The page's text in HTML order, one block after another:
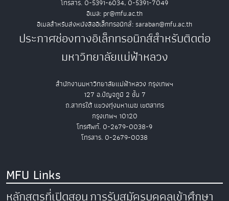
โทรสาร. 0-5391-6034, 0-5391-7049
อีเมล: pr@mfu.ac.th
อีเมลสำหรับส่งหนังสืออิเล็กทรอนิกส์: saraban@mfu.ac.th
ประกาศช่องทางอิเล็กทรอนิกส์สำหรับติดต่อ
มหาวิทยาลัยแม่ฟ้าหลวง
สำนักงานมหาวิทยาลัยแม่ฟ้าหลวง กรุงเทพฯ
127 อ.ปัญจภูมิ 2 ชั้น 7
ถ.สาทรใต้ แขวงทุ่งมหาเมฆ เขตสาทร
กรุงเทพฯ 10120
โทรศัพท์. 0-2679-0038-9
โทรสาร. 0-2679-0038
MFU Links
หลักสูตรที่เปิดสอนการรับสมัครบุคคลเข้าศึกษา